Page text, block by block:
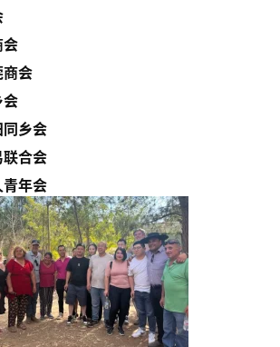
会
商会
会
乡会
合会
年会